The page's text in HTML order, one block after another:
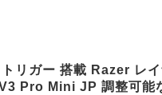
リガー 搭載 Razer レ
Pro Mini JP 調整可能